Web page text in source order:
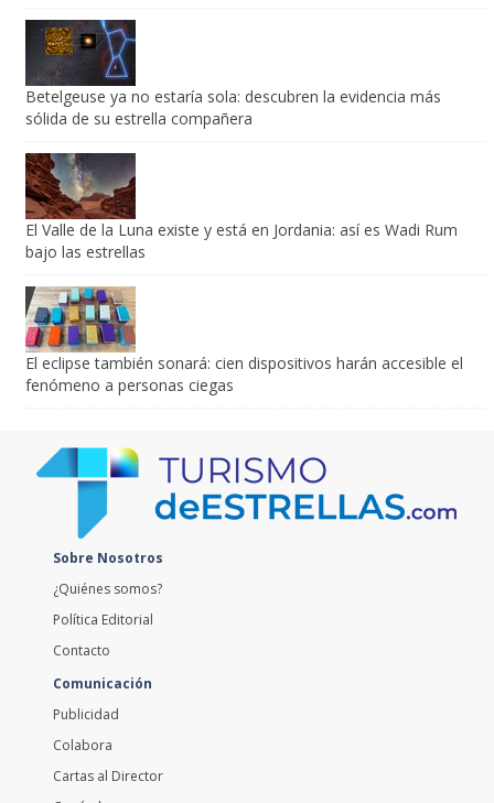
Betelgeuse ya no estaría sola: descubren la evidencia más
sólida de su estrella compañera
El Valle de la Luna existe y está en Jordania: así es Wadi Rum
bajo las estrellas
El eclipse también sonará: cien dispositivos harán accesible el
fenómeno a personas ciegas
Sobre Nosotros
¿Quiénes somos?
Política Editorial
Contacto
Comunicación
Publicidad
Colabora
Cartas al Director